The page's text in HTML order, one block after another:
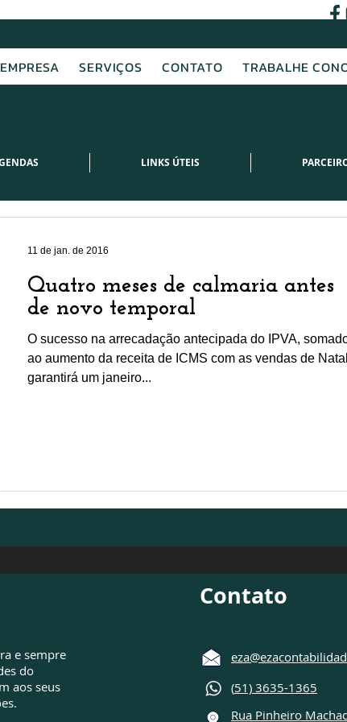
SERVIÇOS CONTATO TRABALHE
LINKS ÚTEIS
Quatro meses de calmaria antes
de novo temporal
O sucesso na arrecadação antecipada do IPVA,
ao aumento da receita de ICMS com as vendas de
garantirá um janeiro...
11 de jan. de 2016
e sempre
do
aos seus
Contato
(51) 3635-1365
Rua Pinheiro